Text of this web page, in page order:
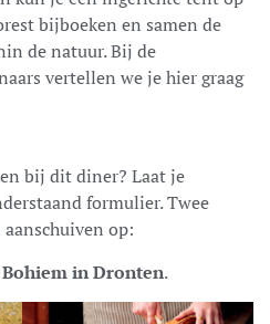
bijboeken en samen de
de natuur. Bij de
vertellen we je hier graag
bij dit diner? Laat je
formulier. Twee
op:
Bohiem in Dronten.